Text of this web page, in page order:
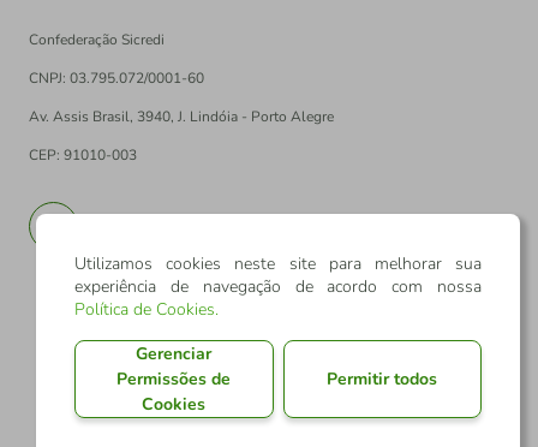
Confederação Sicredi
CNPJ: 03.795.072/0001-60
Av. Assis Brasil, 3940, J. Lindóia - Porto Alegre
CEP: 91010-003
Utilizamos cookies neste site para melhorar sua
experiência de navegação de acordo com nossa
Política de Cookies.
Gerenciar
Permissões de
Cookies
Permitir todos